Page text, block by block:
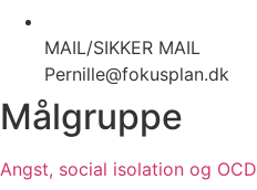
MAIL/SIKKER MAIL
Pernille@fokusplan.dk
Målgruppe
Angst, social isolation og OCD